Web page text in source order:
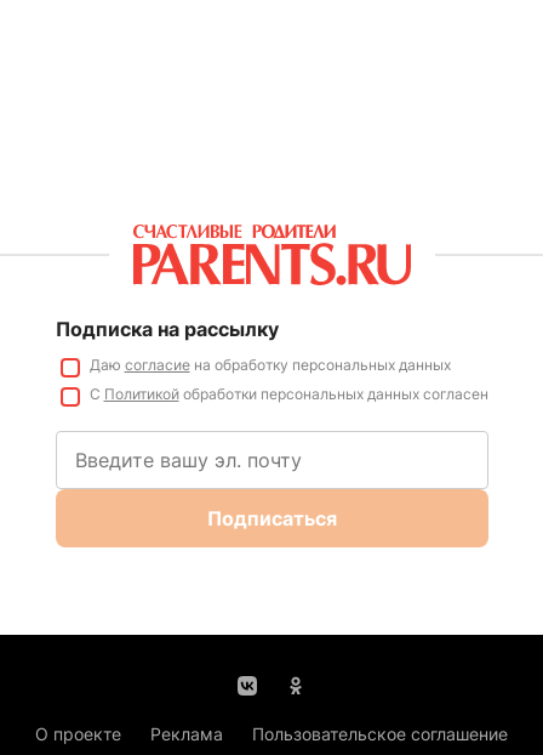
Подписка на рассылку
Даю согласиена обработку персональных данных
С Политикойобработки персональных данных согласен
Подписаться
О проекте Реклама
Пользовательское соглашение